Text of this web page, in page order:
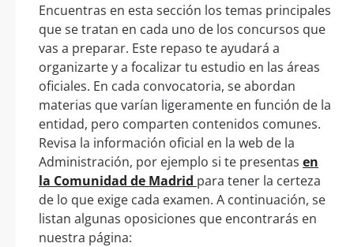
Encuentras en esta sección los temas principales
que se tratan en cada uno de los concursos que
vas a preparar. Este repaso te ayudará a
organizarte y a focalizar tu estudio en las áreas
oficiales. En cada convocatoria, se abordan
materias que varían ligeramente en función de la
entidad, pero comparten contenidos comunes.
Revisa la información oficial en la web de la
Administración, por ejemplo si te presentas en
la Comunidad de Madrid para tener la certeza
de lo que exige cada examen. A continuación, se
listan algunas oposiciones que encontrarás en
nuestra página: